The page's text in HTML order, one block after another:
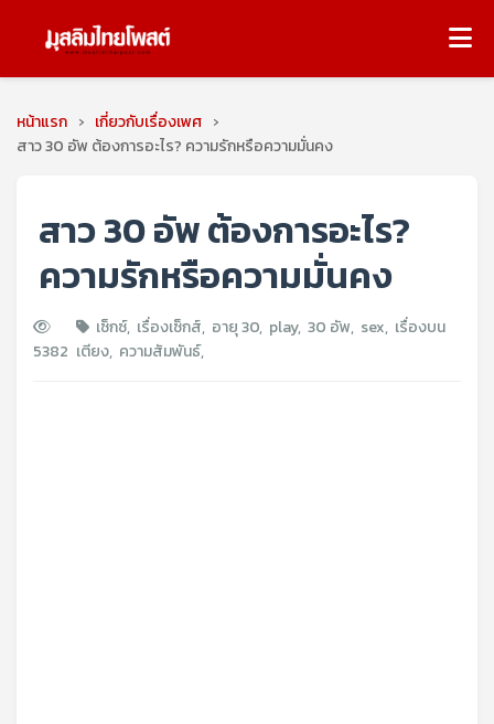
หน้าแรก › เกี่ยวกับเรื่องเพศ ›
สาว 30 อัพ ต้องการอะไร? ความรักหรือความมั่นคง
สาว 30 อัพ ต้องการอะไร?
ความรักหรือความมั่นคง
5382
เซ็กซ์, เรื่องเซ็กส์, อายุ 30, play, 30 อัพ, sex, เรื่องบน
เตียง, ความสัมพันธ์,